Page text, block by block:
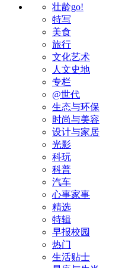
壮龄go!
特写
美食
旅行
文化艺术
人文史地
专栏
@世代
生态与环保
时尚与美容
设计与家居
光影
科玩
科普
汽车
心事家事
精选
特辑
早报校园
热门
生活贴士